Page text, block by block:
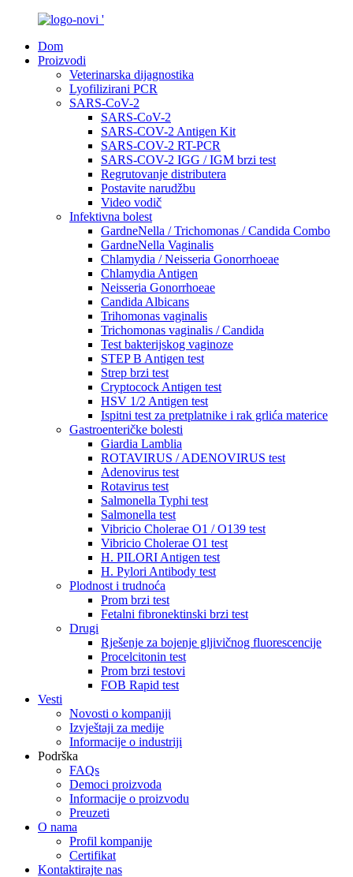
Dom
Proizvodi
Veterinarska dijagnostika
Lyofilizirani PCR
SARS-CoV-2
SARS-CoV-2
SARS-COV-2 Antigen Kit
SARS-COV-2 RT-PCR
SARS-COV-2 IGG / IGM brzi test
Regrutovanje distributera
Postavite narudžbu
Video vodič
Infektivna bolest
GardneNella / Trichomonas / Candida Combo
GardneNella Vaginalis
Chlamydia / Neisseria Gonorrhoeae
Chlamydia Antigen
Neisseria Gonorrhoeae
Candida Albicans
Trihomonas vaginalis
Trichomonas vaginalis / Candida
Test bakterijskog vaginoze
STEP B Antigen test
Strep brzi test
Cryptocock Antigen test
HSV 1/2 Antigen test
Ispitni test za pretplatnike i rak grlića materice
Gastroenteričke bolesti
Giardia Lamblia
ROTAVIRUS / ADENOVIRUS test
Adenovirus test
Rotavirus test
Salmonella Typhi test
Salmonella test
Vibricio Cholerae O1 / O139 test
Vibricio Cholerae O1 test
H. PILORI Antigen test
H. Pylori Antibody test
Plodnost i trudnoća
Prom brzi test
Fetalni fibronektinski brzi test
Drugi
Rješenje za bojenje gljivičnog fluorescencije
Procelcitonin test
Prom brzi testovi
FOB Rapid test
Vesti
Novosti o kompaniji
Izvještaji za medije
Informacije o industriji
Podrška
FAQs
Democi proizvoda
Informacije o proizvodu
Preuzeti
O nama
Profil kompanije
Certifikat
Kontaktirajte nas